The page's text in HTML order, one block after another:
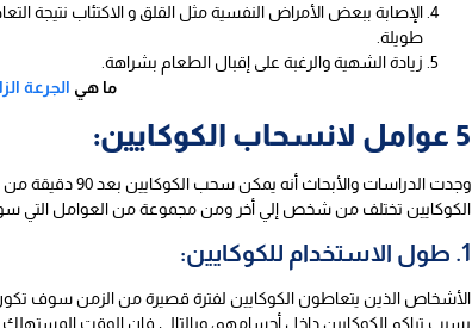
الإصابة ببعض الأمراض النفسية مثل القلق و الاكتئاب نتيجة
طويلة.
زيادة الشهية والرغبة على إقبال الطعام بشراهة.
ما هي الجرعة
5 عوامل لانسحاب الكوكايين:
وجدت الدراسات
الكوكايين تختلف من شخص إلي أخر ومن مجموعة من العوامل التي
1. طول الاستخدام للكوكايين:
الأشخاص الذين يتعاطون الكوكايين لفترة قصيرة من الزمن سوف
بسبب تراكم الكوكايين داخل أجسامهم، وبالتالي فإن الوقت